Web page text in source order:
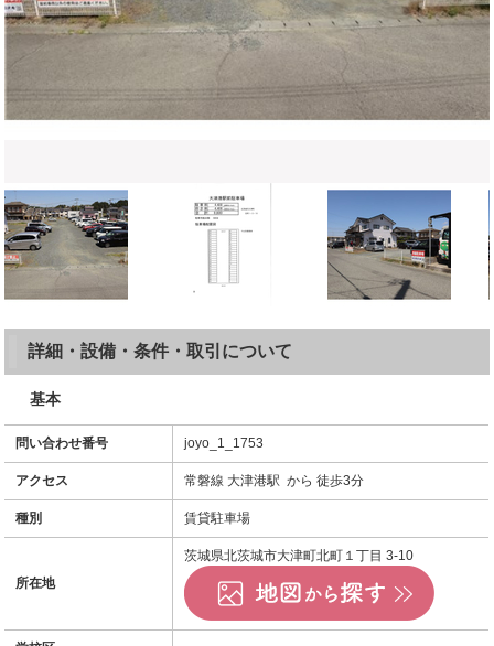
詳細・設備・条件・取引について
基本
問い合わせ番号 joyo_1_1753
アクセス 常磐線 大津港駅 から 徒歩3分
種別 賃貸駐車場
所在地
茨城県北茨城市大津町北町１丁目 3-10